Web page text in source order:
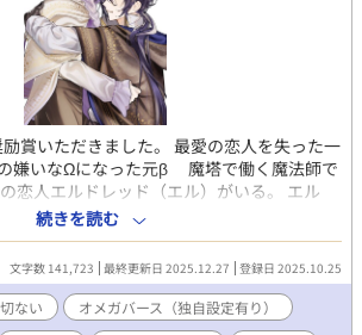
い。何かとおもしれー男が好き。 ※ オメガ
リ
賞いただきました。 最愛の恋人を失った一
嫌いなΩになった元β 魔塔で働く魔法師で
恋人エルドレッド（エル）がいる。 エル
なαの王宮魔法師。二人の関係は秘密だっ
、ヒートテロによりαの王女が魔力暴走を
た。 レティスは、悪評高いΩの令息ラシェ
す。 魔力暴走に巻き込まれ、眠りについた
下で、レティスは存在していた。 レティス
るようにと、ラシェルは体の入れ替わる禁
続きを読む
文字数 141,723 最終更新日 2025.12.27 登録日 2025.10.25
切ない
オメガバース（独自設定有り）